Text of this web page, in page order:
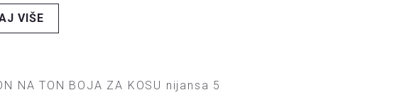
VIŠE
NA TON BOJA ZA KOSU nijansa 5